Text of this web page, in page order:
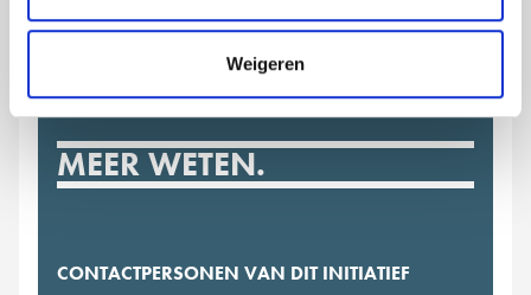
Weigeren
MEER WETEN.
CONTACTPERSONEN VAN DIT INITIATIEF